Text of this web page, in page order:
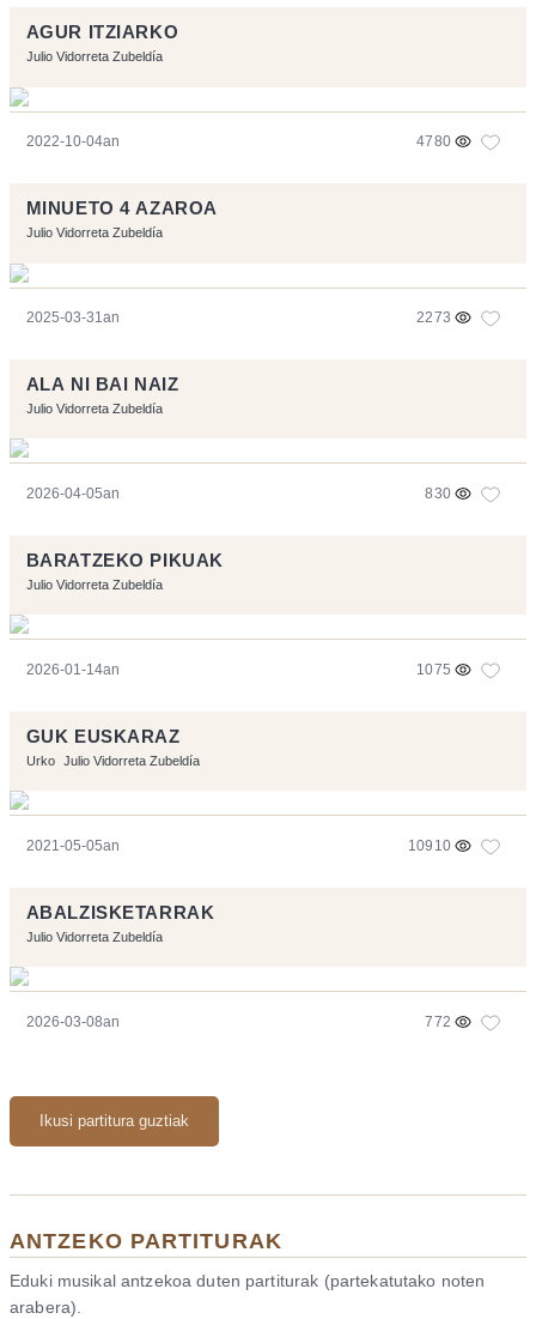
AGUR ITZIARKO
Julio Vidorreta Zubeldía
2022-10-04an 4780
MINUETO 4 AZAROA
Julio Vidorreta Zubeldía
2025-03-31an 2273
ALA NI BAI NAIZ
Julio Vidorreta Zubeldía
2026-04-05an 830
BARATZEKO PIKUAK
Julio Vidorreta Zubeldía
2026-01-14an 1075
GUK EUSKARAZ
Urko Julio Vidorreta Zubeldía
2021-05-05an 10910
ABALZISKETARRAK
Julio Vidorreta Zubeldía
2026-03-08an 772
Ikusi partitura guztiak
ANTZEKO PARTITURAK
Eduki musikal antzekoa duten partiturak (partekatutako noten
arabera).